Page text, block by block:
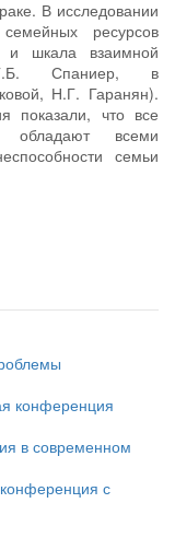
В исследовании
ресурсов
шкала взаимной
Спаниер, в
Н.Г. Гаранян).
показали, что все
всеми
семьи
конференция
в современном
с